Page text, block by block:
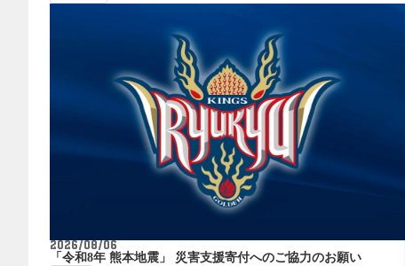
2026/08/06
「令和8年 熊本地震」 災害支援寄付へのご協力のお願い